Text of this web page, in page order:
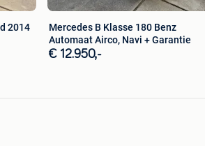
2014
Mercedes B Klasse 180 Benz
Automaat Airco, Navi + Garantie
€ 12.950,-